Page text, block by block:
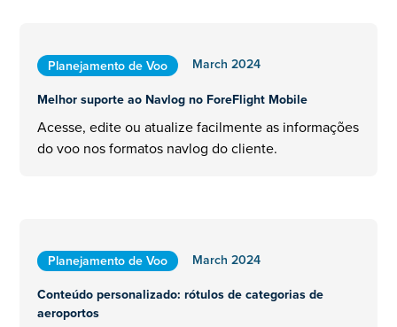
Planejamento de Voo
March 2024
Melhor suporte ao Navlog no ForeFlight Mobile
Acesse, edite ou atualize facilmente as informações
do voo nos formatos navlog do cliente.
Planejamento de Voo
March 2024
Conteúdo personalizado: rótulos de categorias de
aeroportos